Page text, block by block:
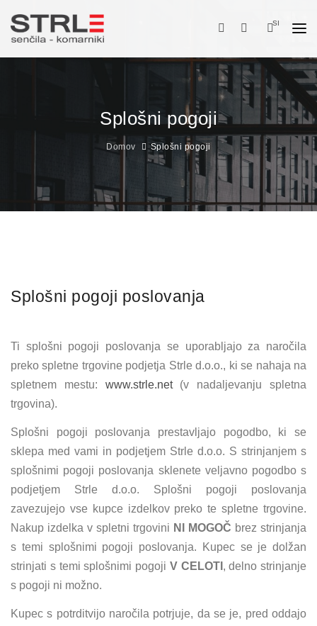
SI
DOMOV
ZUNANJA SENČILA
NOTRANJA SENČILA
STORITVE
Splošni pogoji
Domov Splošni pogoji
Splošni pogoji poslovanja
Ti splošni pogoji poslovanja se uporabljajo za naročila
preko spletne trgovine podjetja Strle d.o.o., ki se nahaja na
spletnem mestu: www.strle.net(v nadaljevanju spletna
trgovina).
Splošni pogoji poslovanja prestavljajo pogodbo, ki se
sklepa med vami in podjetjem Strle d.o.o. S strinjanjem s
splošnimi pogoji poslovanja sklenete veljavno pogodbo s
podjetjem Strle d.o.o. Splošni pogoji poslovanja
zavezujejo vse kupce izdelkov preko te spletne trgovine.
Nakup izdelka v spletni trgovini NI MOGOČ brez strinjanja
s temi splošnimi pogoji poslovanja. Kupec se je dolžan
strinjati s temi splošnimi pogoji V CELOTI , delno strinjanje
s pogoji ni možno.
Kupec s potrditvijo naročila potrjuje, da se je, pred oddajo